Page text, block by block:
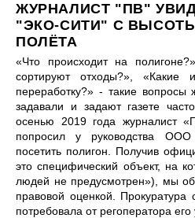
ЖУРНАЛИСТ "ПВ"
"ЭКО-СИТИ" С
ПОЛЁТА
«Что происходит на
сортируют отходы?», «Какие
переработку?» - такие вопросы
задавали и задают газете
осенью 2019 года журналист
попросил у руководства ООО
посетить полигон. Получив
это специфический объект, на
людей не предусмотрен»), мы
правовой оценкой.
потребовала от регоператора